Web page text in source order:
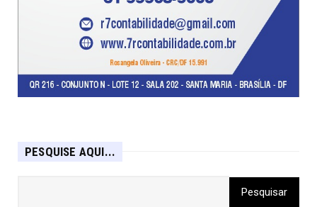
PESQUISE AQUI...